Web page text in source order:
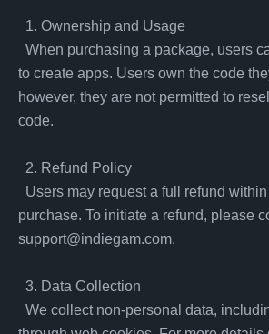
to create apps. Users own the code
however, they are not permitted to
code.
support@indiegam.com.